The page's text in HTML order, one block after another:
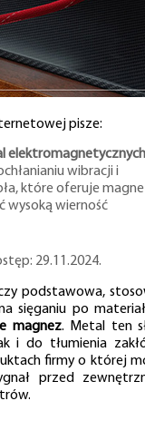
pisze:
elektromagnetycznych
wibracji i
które oferuje
wysoką wierność
29.11.2024.
podstawowa,
sięganiu po
magnez. Metal ten
i do tłumienia
firmy o której
przed